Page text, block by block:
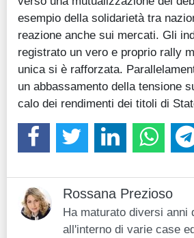
esempio della solidarietà tra
reazione anche sui mercati. Gli
registrato un vero e proprio rally
unica si è rafforzata.
un abbassamento della tensione
calo dei rendimenti dei titoli di
Rossana Prezioso
Ha maturato diversi anni
all'interno di varie case